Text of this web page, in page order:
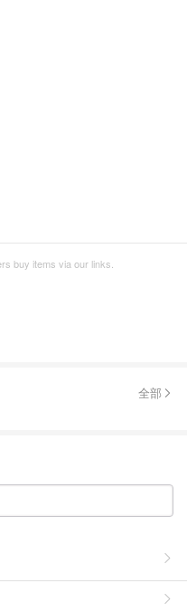
buy items via our links.
全部